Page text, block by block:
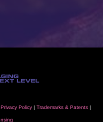
Privacy Policy| Trademarks& Patents|